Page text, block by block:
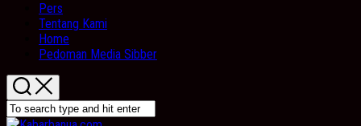
Pers
Tentang Kami
Home
Pedoman Media Sibber